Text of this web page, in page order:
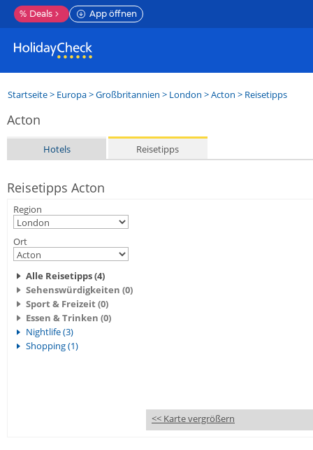
% Deals App öffnen
Startseite> Europa>Großbritannien > London >Acton > Reisetipps
Acton
Hotels Reisetipps
Reisetipps Acton
Region
Ort
Alle Reisetipps (4)
Sehenswürdigkeiten (0)
Sport & Freizeit (0)
Essen & Trinken (0)
Nightlife (3)
Shopping (1)
<< Karte vergrößern